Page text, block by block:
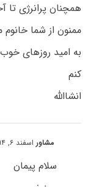
همچنان پرانرژی تا
ممنون از شما خانوم
به امید روزهای
کنم
انشاالله
مشاوراسفند ۶, ۱۳۹۴ at ۱۱:۰۷ ب٫ظ
سلام پیمان